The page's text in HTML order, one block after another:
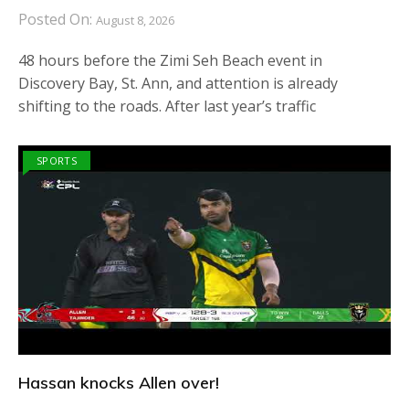
Posted On: August 8, 2026
48 hours before the Zimi Seh Beach event in
Discovery Bay, St. Ann, and attention is already
shifting to the roads. After last year’s traffic
SPORTS
Hassan knocks Allen over!